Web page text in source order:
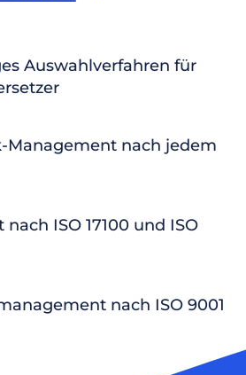
Auswahlverfahren für
Management nach jedem
ISO 17100 und ISO
nach ISO 9001